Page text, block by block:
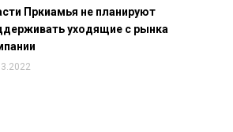
Пркиамья не планируют
уходящие с рынка